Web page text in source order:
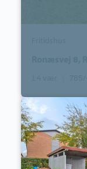
Villa:
Havevej
14,
5580
Nørre
Aaby